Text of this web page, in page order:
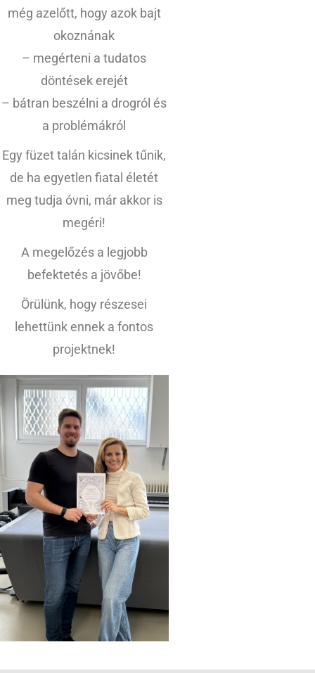
még azelőtt, hogy azok bajt
okoznának
– megérteni a tudatos
döntések erejét
– bátran beszélni a drogról és
a problémákról
Egy füzet talán kicsinek tűnik,
de ha egyetlen fiatal életét
meg tudja óvni, már akkor is
megéri!
A megelőzés a legjobb
befektetés a jövőbe!
Örülünk, hogy részesei
lehettünk ennek a fontos
projektnek!